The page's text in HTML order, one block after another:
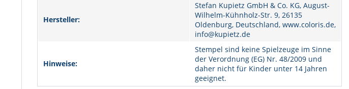
Hersteller:
Stefan Kupietz GmbH & Co. KG, August-
Wilhelm-Kühnholz-Str. 9, 26135
Oldenburg, Deutschland, www.coloris.de,
info@kupietz.de
Hinweise:
Stempel sind keine Spielzeuge im Sinne
der Verordnung (EG) Nr. 48/2009 und
daher nicht für Kinder unter 14 Jahren
geeignet.